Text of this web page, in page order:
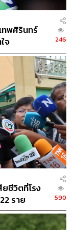
ทพศิรินทร์
จ
246
ยชีวิตที่โรง
ราย
590